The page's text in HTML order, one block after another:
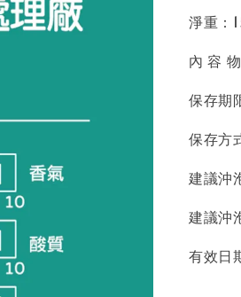
淨重：
內 容
保存期
保存方
建議沖
建議沖
有效